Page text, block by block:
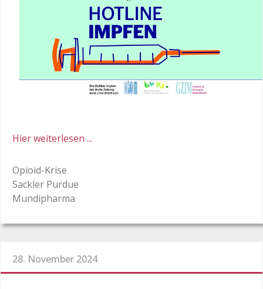
Hier weiterlesen ...
Opioid-Krise
Sackler Purdue
Mundipharma
28. November 2024